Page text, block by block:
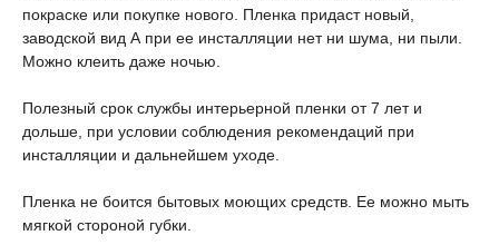
покраске или покупке нового. Пленка придаст новый,
заводской вид А при ее инсталляции нет ни шума, ни пыли.
Можно клеить даже ночью.
Полезный срок службы интерьерной пленки от 7 лет и
дольше, при условии соблюдения рекомендаций при
инсталляции и дальнейшем уходе.
Пленка не боится бытовых моющих средств. Ее можно мыть
мягкой стороной губки.